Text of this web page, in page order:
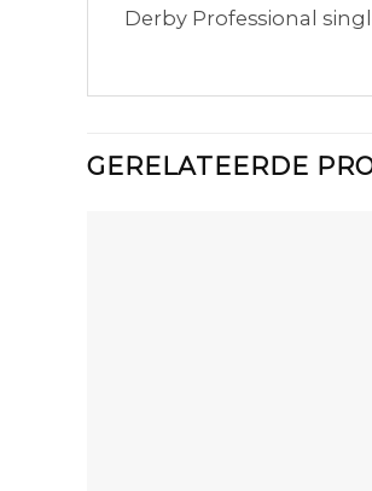
Derby Professional
GERELATEERDE